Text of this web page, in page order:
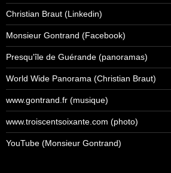
Christian Braut (Linkedin)
Monsieur Gontrand (Facebook)
Presqu'île de Guérande (panoramas)
World Wide Panorama (Christian Braut)
www.gontrand.fr (musique)
www.troiscentsoixante.com (photo)
YouTube (Monsieur Gontrand)